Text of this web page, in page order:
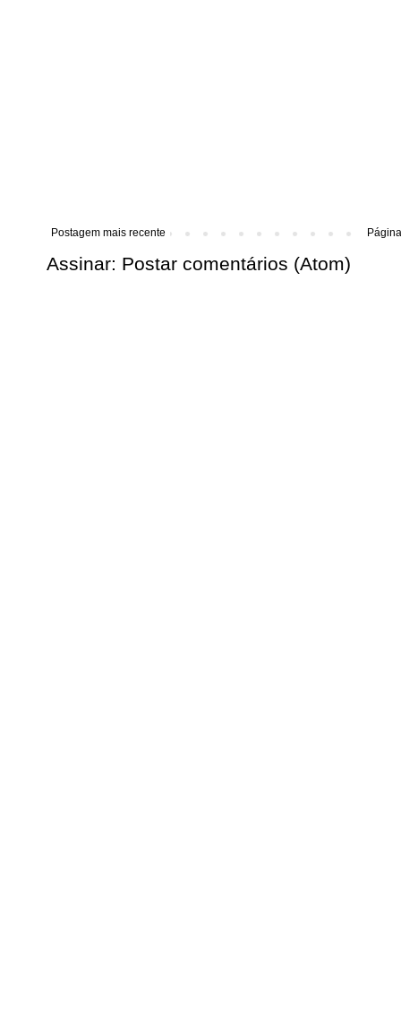
Postagem mais recente
Assinar: Postar comentários (Atom)